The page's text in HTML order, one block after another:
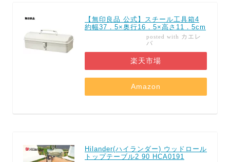
【無印良品 公式】スチール工具箱4
約幅37．5×奥行16．5×高さ11．5cm
posted with カエレ
バ
楽天市場
Amazon
Hilander(ハイランダー) ウッドロール
トップテーブル2 90 HCA0191